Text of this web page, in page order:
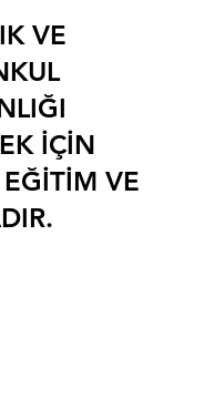
VE
İÇİN
VE